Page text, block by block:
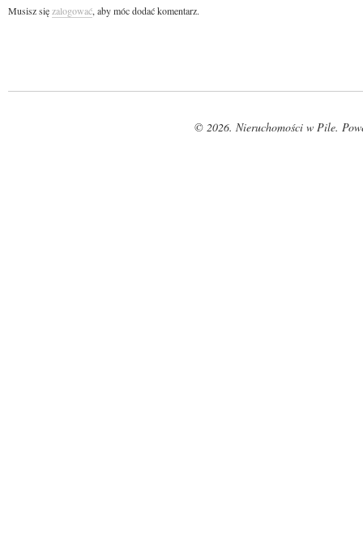
Musisz sięzalogować, aby móc dodać komentarz.
© 2026. Nieruchomości w Pile.